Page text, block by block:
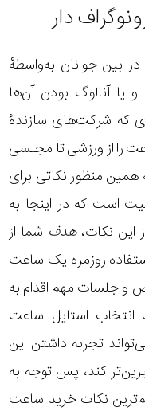
دار
بین جوانان به‌واسطهٔ
یا آنالوگ بودن آن‌ها
که شرکت‌های سازندهٔ
را از ورزشی تا مجلسی
همین منظور نکاتی برای
است که در اینجا به‌
این نکات،هدف شما از
روزمره یک ساعت
و جلسات مهم اقدام به
انتخاب استایل ساعت
تجربه داشتن این
کند، پس توجه به
نکات خرید ساعت